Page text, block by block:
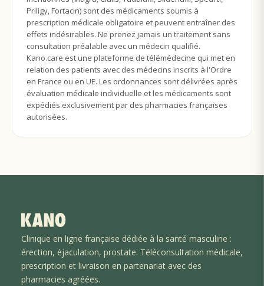
Priligy, Fortacin) sont des médicaments soumis à
prescription médicale obligatoire et peuvent entraîner des
effets indésirables. Ne prenez jamais un traitement sans
consultation préalable avec un médecin qualifié.
Kano.care est une plateforme de télémédecine qui met en
relation des patients avec des médecins inscrits à l'Ordre
en France ou en UE. Les ordonnances sont délivrées après
évaluation médicale individuelle et les médicaments sont
expédiés exclusivement par des pharmacies françaises
autorisées.
Clinique en ligne française dédiée à la santé masculine :
érection, éjaculation, prostate. Téléconsultation médicale,
prescription et livraison en partenariat avec des
pharmacies agréées.